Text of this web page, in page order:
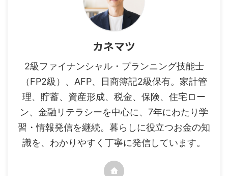
カネマツ
2級ファイナンシャル・プランニング技能士
（FP2級）、AFP、日商簿記2級保有。家計管
理、貯蓄、資産形成、税金、保険、住宅ロー
ン、金融リテラシーを中心に、7年にわたり学
習・情報発信を継続。暮らしに役立つお金の知
識を、わかりやすく丁寧に発信しています。